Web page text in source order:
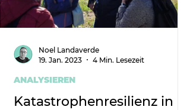
Katastrophenresilienz in
ANALYSIEREN
Noel Landaverde
19. Jan. 2023
4 Min. Lesezeit